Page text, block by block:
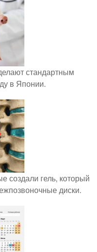
стандартным
в Японии.
создали гель, который
диски.